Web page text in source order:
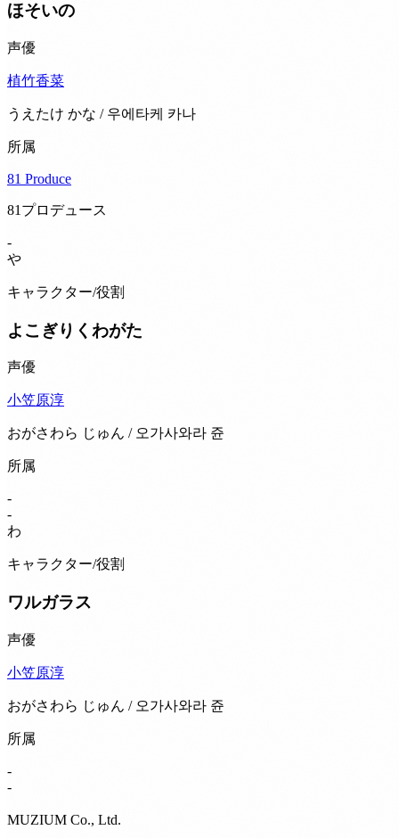
ほそいの
声優
植竹香菜
うえたけ かな / 우에타케 카나
所属
81 Produce
81プロデュース
-
や
キャラクター/役割
よこぎりくわがた
声優
小笠原淳
おがさわら じゅん / 오가사와라 쥰
所属
-
-
わ
キャラクター/役割
ワルガラス
声優
小笠原淳
おがさわら じゅん / 오가사와라 쥰
所属
-
-
MUZIUM Co., Ltd.